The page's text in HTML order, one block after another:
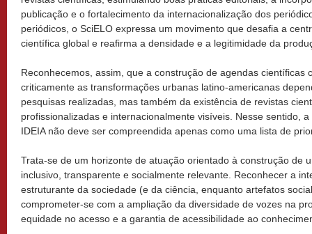
publicação e o fortalecimento da internacionalização dos
periódicos, o SciELO expressa um movimento que desafia a
científica global e reafirma a densidade e a legitimidade da
Reconhecemos, assim, que a construção de agendas científicas
criticamente as transformações urbanas latino-americanas
pesquisas realizadas, mas também da existência de revistas
profissionalizadas e internacionalmente visíveis. Nesse sentido,
IDEIA não deve ser compreendida apenas como uma lista de
Trata-se de um horizonte de atuação orientado à construção de
inclusivo, transparente e socialmente relevante. Reconhecer a
estruturante da sociedade (e da ciência, enquanto artefatos
comprometer-se com a ampliação da diversidade de vozes na
equidade no acesso e a garantia de acessibilidade ao